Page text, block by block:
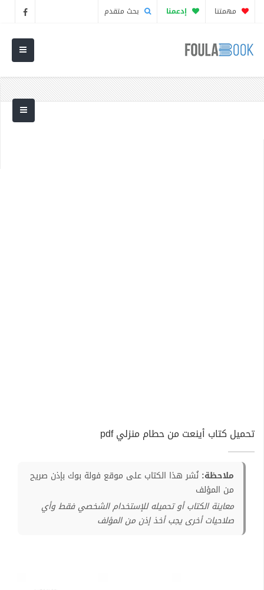
مهمتنا إدعمنا بحث متقدم
تحميل كتاب أينعت من حطام منزلي pdf
ملاحظة: نُشر هذا الكتاب على موقع فولة بوك بإذن صريح
من المؤلف
معاينة الكتاب أو تحميله للإستخدام الشخصي فقط وأي
صلاحيات أخرى يجب أخذ إذن من المؤلف